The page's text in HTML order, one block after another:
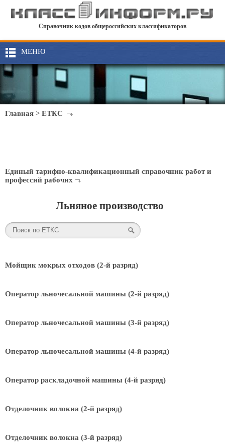
Справочник кодов общероссийских классификаторов
МЕНЮ
Главная > ЕТКС
Единый тарифно-квалификационный справочник работ и
профессий рабочих
Льняное производство
Мойщик мокрых отходов (2-й разряд)
Оператор льночесальной машины (2-й разряд)
Оператор льночесальной машины (3-й разряд)
Оператор льночесальной машины (4-й разряд)
Оператор раскладочной машины (4-й разряд)
Отделочник волокна (2-й разряд)
Отделочник волокна (3-й разряд)